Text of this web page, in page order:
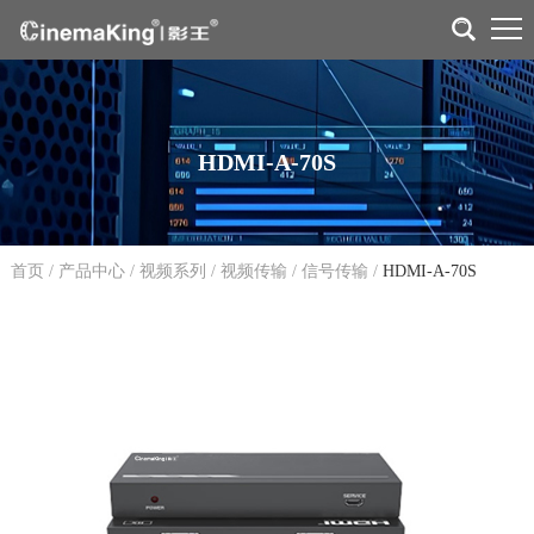
HDMI-A-70S
首页 / 产品中心/ 视频系列 / 视频传输 / 信号传输 / HDMI-A-70S